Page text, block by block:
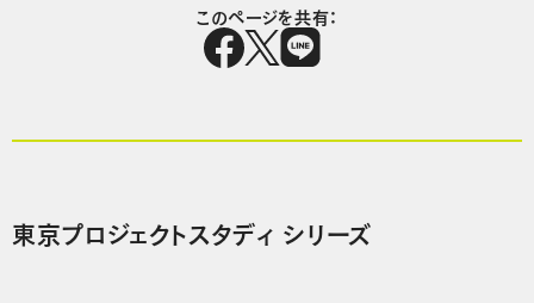
このページを共有：
東京プロジェクトスタディ シリーズ